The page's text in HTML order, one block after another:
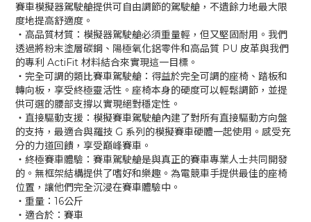
賽車模擬器駕駛艙提供可自由調節的駕駛艙，不遺餘力地最大限
度地提高舒適度。
‧高品質材質：模擬器駕駛艙必須重量輕，但又堅固耐用。我們
透過將粉末塗層碳鋼、陽極氧化鋁零件和高品質 PU 皮革與我們
的專利 ActiFit 材料結合來實現這一目標。
‧完全可調的類比賽車駕駛艙：得益於完全可調的座椅、踏板和
轉向板，享受終極靈活性。座椅本身的硬度可以輕鬆調節，並提
供可選的腰部支撐以實現絕對穩定性。
‧直接驅動支援：模擬賽車駕駛艙內建了對所有直接驅動方向盤
的支持，最適合與羅技 G 系列的模擬賽車硬體一起使用。感受充
分的力道回饋，享受巔峰賽車。
‧終極賽車體驗：賽車駕駛艙是與真正的賽車專業人士共同開發
的。無框架結構提供了嗜好和樂趣。為電競車手提供最佳的座椅
位置，讓他們完全沉浸在賽車體驗中。
‧重量：16公斤
‧適合於：賽車